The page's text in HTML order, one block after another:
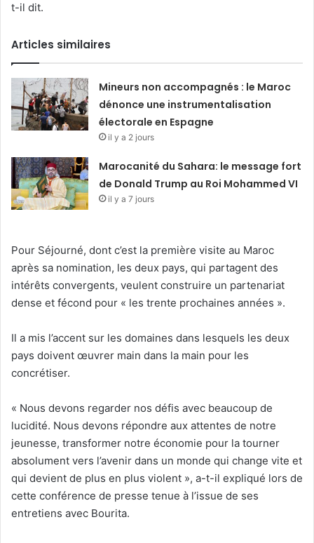
t-il dit.
Articles similaires
Mineurs non accompagnés : le Maroc
dénonce une instrumentalisation
électorale en Espagne
il y a 2 jours
Marocanité du Sahara: le message fort
de Donald Trump au Roi Mohammed VI
il y a 7 jours
Pour Séjourné, dont c’est la première visite au Maroc
après sa nomination, les deux pays, qui partagent des
intérêts convergents, veulent construire un partenariat
dense et fécond pour « les trente prochaines années ».
Il a mis l’accent sur les domaines dans lesquels les deux
pays doivent œuvrer main dans la main pour les
concrétiser.
« Nous devons regarder nos défis avec beaucoup de
lucidité. Nous devons répondre aux attentes de notre
jeunesse, transformer notre économie pour la tourner
absolument vers l’avenir dans un monde qui change vite et
qui devient de plus en plus violent », a-t-il expliqué lors de
cette conférence de presse tenue à l’issue de ses
entretiens avec Bourita.